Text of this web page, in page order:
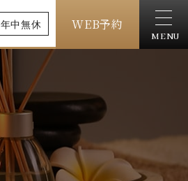
年中無休 WEB予約
MENU